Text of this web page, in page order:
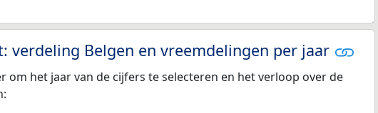
verdeling Belgen en vreemdelingen per jaar
om het jaar van de cijfers te selecteren en het verloop over de